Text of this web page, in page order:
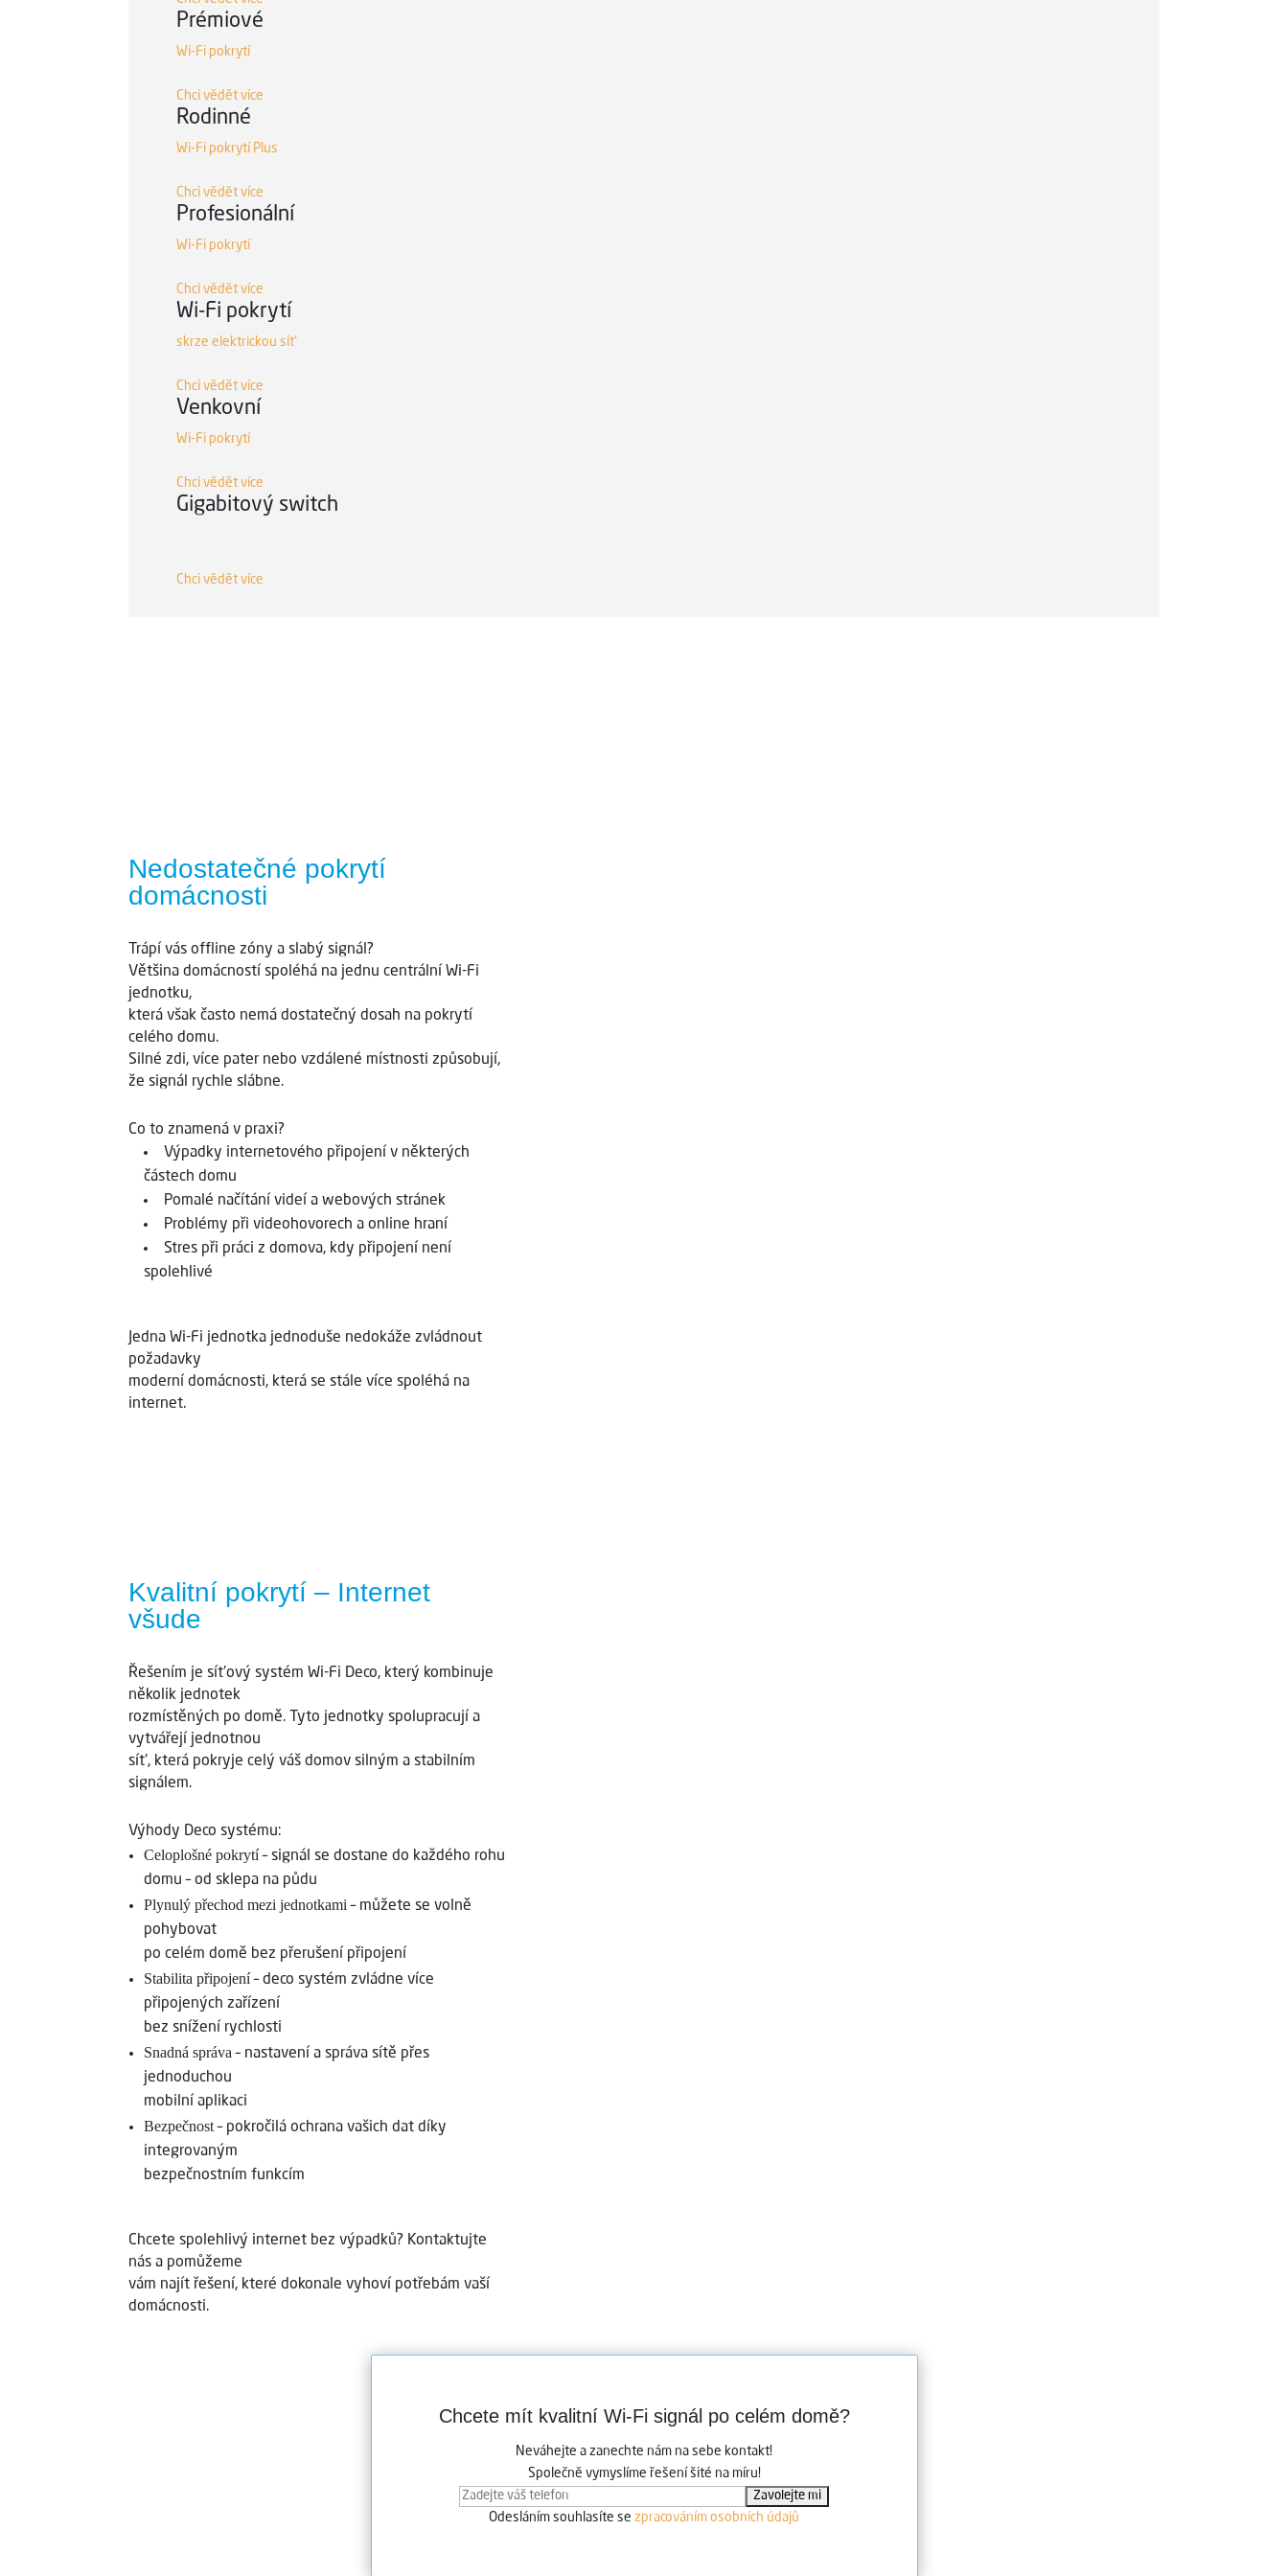
Prémiové
Wi-Fi pokrytí
Chci vědět více
Rodinné
Wi-Fi pokrytí Plus
Chci vědět více
Profesionální
Wi-Fi pokrytí
Chci vědět více
Wi-Fi pokrytí
skrze elektrickou síť
Chci vědět více
Venkovní
Wi-Fi pokrytí
Chci vědět více
Gigabitový switch
Chci vědět více
Nedostatečné pokrytí
domácnosti
Trápí vás offline zóny a slabý signál?
Většina domácností spoléhá na jednu centrální Wi-Fi
jednotku,
která však často nemá dostatečný dosah na pokrytí
celého domu.
Silné zdi, více pater nebo vzdálené místnosti způsobují,
že signál rychle slábne.
Co to znamená v praxi?
Výpadky internetového připojení v některých
částech domu
Pomalé načítání videí a webových stránek
Problémy při videohovorech a online hraní
Stres při práci z domova, kdy připojení není
spolehlivé
Jedna Wi-Fi jednotka jednoduše nedokáže zvládnout
požadavky
moderní domácnosti, která se stále více spoléhá na
internet.
Kvalitní pokrytí – Internet
všude
Řešením je síťový systém Wi-Fi Deco, který kombinuje
několik jednotek
rozmístěných po domě. Tyto jednotky spolupracují a
vytvářejí jednotnou
síť, která pokryje celý váš domov silným a stabilním
signálem.
Výhody Deco systému:
Celoplošné pokrytí– signál se dostane do každého rohu
domu – od sklepa na půdu
Plynulý přechod mezi jednotkami – můžete se volně
pohybovat
po celém domě bez přerušení připojení
Stabilita připojení– deco systém zvládne více
připojených zařízení
bez snížení rychlosti
Snadná správa – nastavení a správa sítě přes
jednoduchou
mobilní aplikaci
Bezpečnost– pokročilá ochrana vašich dat díky
integrovaným
bezpečnostním funkcím
Chcete spolehlivý internet bez výpadků? Kontaktujte
nás a pomůžeme
vám najít řešení, které dokonale vyhoví potřebám vaší
domácnosti.
Chcete mít kvalitní Wi-Fi signál po celém domě?
Neváhejte a zanechte nám na sebe kontakt!
Společně vymyslíme řešení šité na míru!
Odesláním souhlasíte se zpracováním osobních údajů